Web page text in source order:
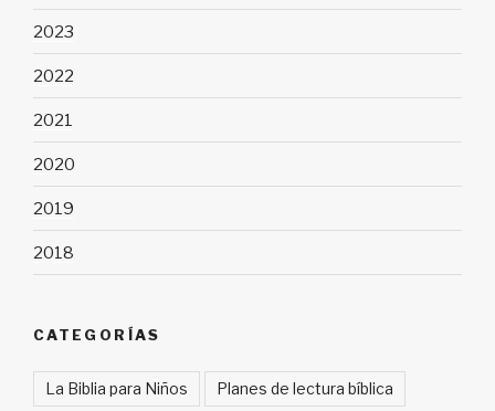
2023
2022
2021
2020
2019
2018
CATEGORÍAS
La Biblia para Niños Planes de lectura bíblica